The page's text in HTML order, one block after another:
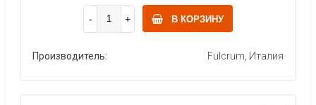
В КОРЗИНУ
Производитель: Fulcrum, Италия